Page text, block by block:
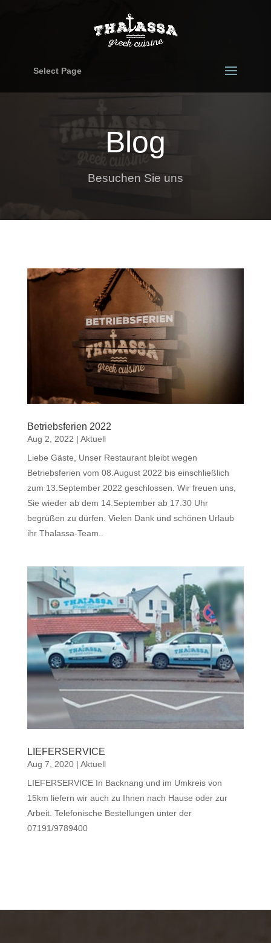
Select Page
Blog
Besuchen Sie uns
Betriebsferien 2022
Aug 2, 2022 | Aktuell
Liebe Gäste, Unser Restaurant bleibt wegen
Betriebsferien vom 08.August 2022 bis einschließlich
zum 13.September 2022 geschlossen. Wir freuen uns,
Sie wieder ab dem 14.September ab 17.30 Uhr
begrüßen zu dürfen. Vielen Dank und schönen Urlaub
ihr Thalassa-Team..
LIEFERSERVICE
Aug 7, 2020| Aktuell
LIEFERSERVICE In Backnang und im Umkreis von
15km liefern wir auch zu Ihnen nach Hause oder zur
Arbeit. Telefonische Bestellungen unter der
07191/9789400